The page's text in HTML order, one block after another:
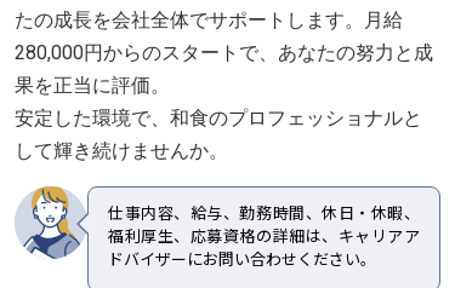
たの成長を会社全体でサポートします。月給
280,000円からのスタートで、あなたの努力と成
果を正当に評価。
安定した環境で、和食のプロフェッショナルと
して輝き続けませんか。
仕事内容、給与、勤務時間、休日・休暇、
福利厚生、応募資格の詳細は、キャリアア
ドバイザーにお問い合わせください。